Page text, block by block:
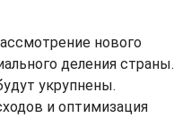
нового
деления страны.
укрупнены.
и оптимизация